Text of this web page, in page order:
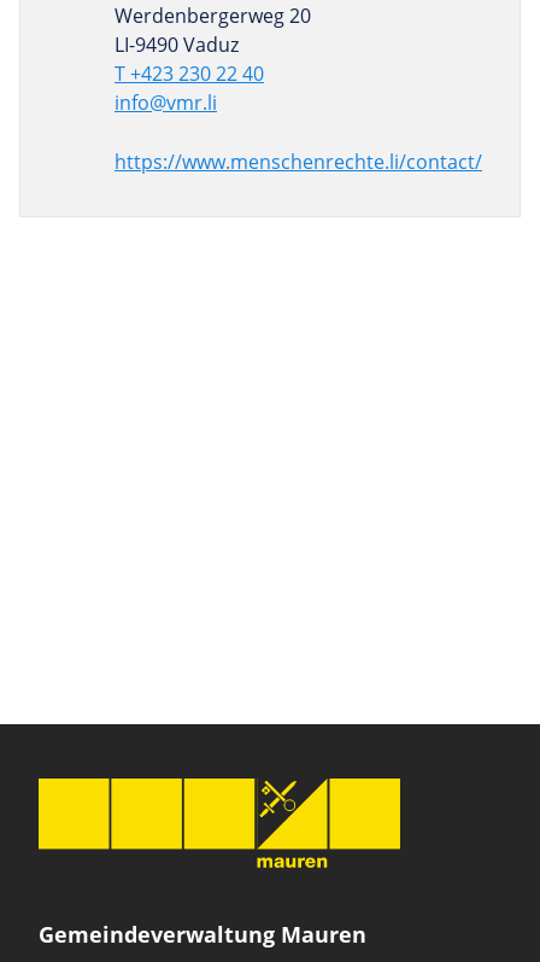
Werdenbergerweg 20
LI-9490 Vaduz
T +423 230 22 40
info@vmr.li
https://www.menschenrechte.li/contact/
Gemeindeverwaltung Mauren